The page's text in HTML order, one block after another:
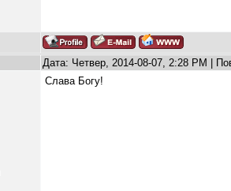
Дата: Четвер, 2014-08-07, 2:28 PM |
Слава Богу!